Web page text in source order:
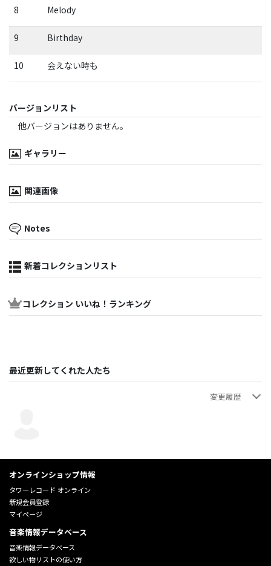
8 Melody
9 Birthday
10 会えない時も
バージョンリスト
他バージョンはありません。
ギャラリー
関連画像
Notes
新着コレクションリスト
コレクション いいね！ランキング
最近更新してくれた人たち
変更履歴
オンラインショップ情報
タワーレコード オンライン
新規会員登録
マイページ
音楽情報データベース
音楽情報データベース
欲しい物リストの使い方